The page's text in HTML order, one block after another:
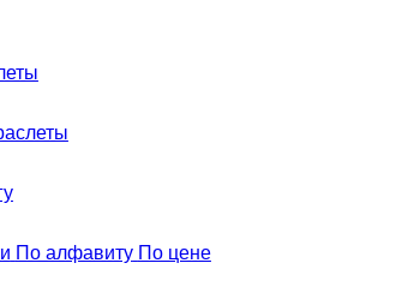
По алфавиту По цене